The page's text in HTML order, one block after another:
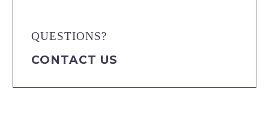
QUESTIONS?
CONTACT US